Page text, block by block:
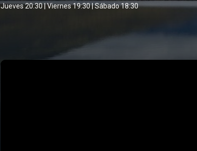
Jueves 20:30 | Viernes 19:30 | Sábado 18:30